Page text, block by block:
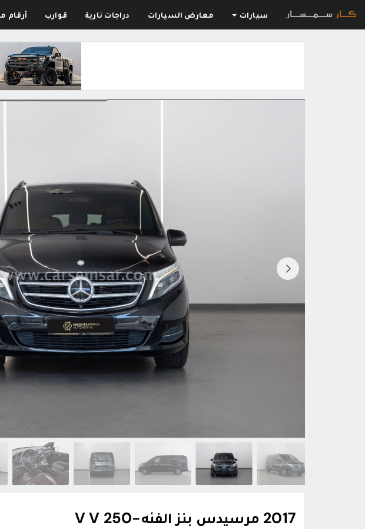
سيارات معارض السيارات دراجات نارية قوارب أرقام
2017 مرسيدس بنز الفئه-V V 250